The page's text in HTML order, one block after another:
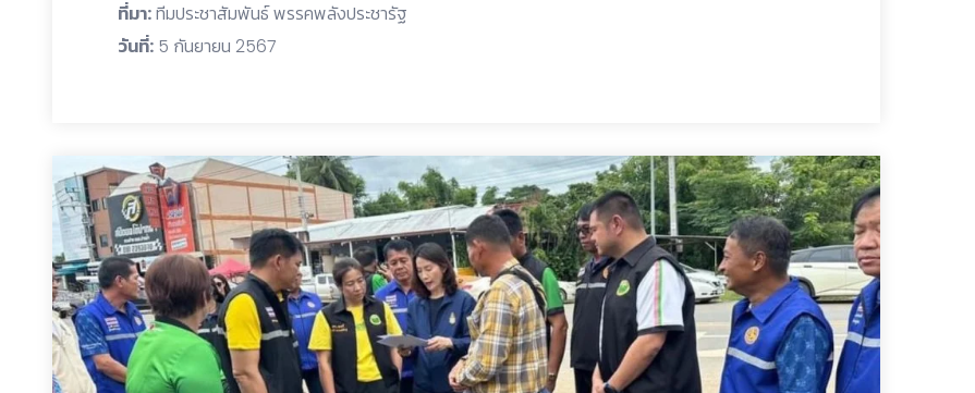
ที่มา:ทีมประชาสัมพันธ์ พรรคพลังประชารัฐ
วันที่: 5 กันยายน 2567